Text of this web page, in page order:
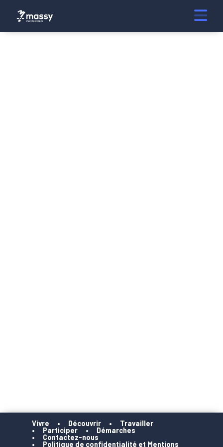
Vivre Découvrir
Travailler
Participer
Démarches
Contactez-nous
Politique de confidentialité et Mentions